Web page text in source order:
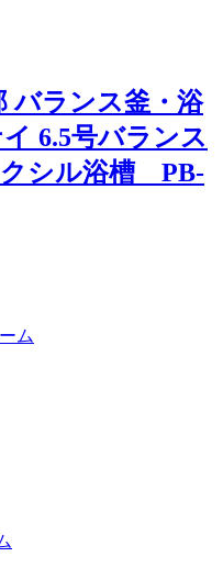
バランス釜・浴
6.5号バランス
シル浴槽 PB-
ム